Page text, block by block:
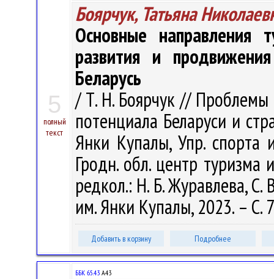
5
полный
текст
Боярчук, Татьяна
Основные направления
развития и
Беларусь
/ Т. Н. Боярчук // Проблемы
потенциала Беларуси и
Янки Купалы, Упр. спорта
Гродн. обл. центр туризма
редкол.: Н. Б. Журавлева, С.
им. Янки Купалы, 2023. – С.
Добавить в корзину Подробнее
ББК 65.43 А43